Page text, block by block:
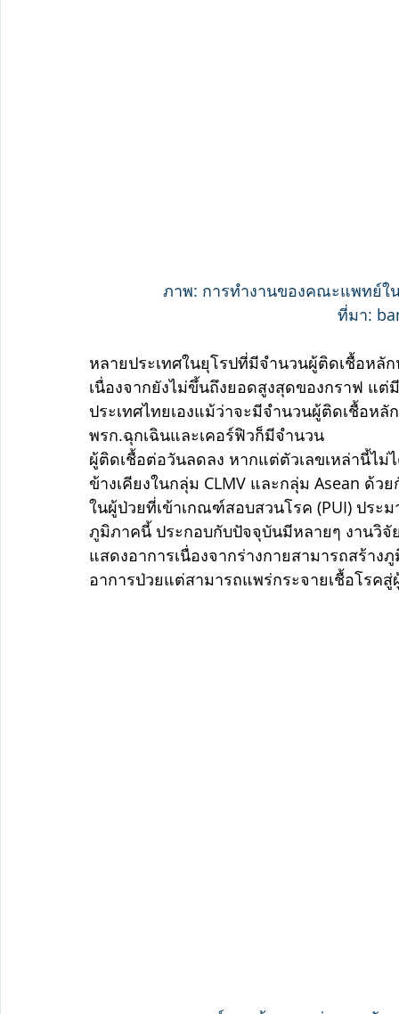
ภาพ: การทำงานของคณะแพทย์ใ
ที่มา:
หลายประเทศในยุโรปที่มีจำนวนผู้ติดเชื้อห
เนื่องจากยังไม่ขึ้นถึงยอดสูงสุดของกราฟ แ
ประเทศไทยเองแม้ว่าจะมีจำนวนผู้ติดเชื้อห
พรก.ฉุกเฉินและเคอร์ฟิวก็มีจำนวน
ผู้ติดเชื้อต่อวันลดลง หากแต่ตัวเลขเหล่านี้ไม่
ข้างเคียงในกลุ่ม CLMV และกลุ่ม Asean ด้ว
ในผู้ป่วยที่เข้าเกณฑ์สอบสวนโรค (PUI) ประ
ภูมิภาคนี้ ประกอบกับปัจจุบันมีหลายๆ งานวิจั
แสดงอาการเนื่องจากร่างกายสามารถสร้า
อาการป่วยแต่สามารถแพร่กระจายเชื้อโรค